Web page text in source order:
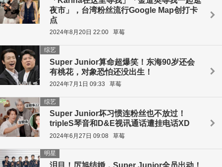
夜市」，台湾粉丝流行Google Map创打卡
点
2024年8月20日 22:00 草莓
Super Junior算命超爆笑！东海90岁还会
有桃花，对象恐怕还没出生！
综艺
2024年7月1日 09:33 草莓
Super Junior坏习惯连粉丝也不放过！
tripleS琴音和D&E视讯通话遭挂电话XD
综艺
2024年6月27日 09:08 草莓
泪目！厉旭结婚，Super Junior全员出动！
明星